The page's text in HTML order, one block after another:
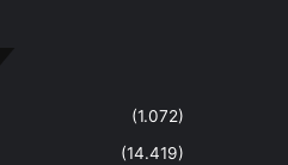
(1.072)
(14.419)